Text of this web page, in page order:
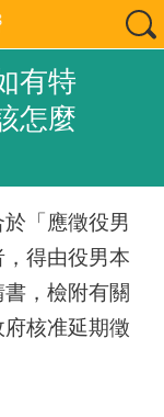
有特
怎麼
「應徵役男
得由役男本
，檢附有關
核准延期徵